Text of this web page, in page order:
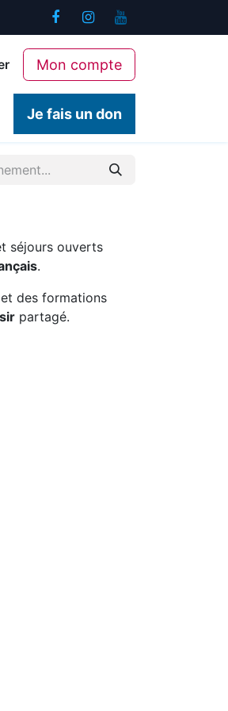
Mon compte
Je fais un don
séjours ouverts
.
des formations
partagé.